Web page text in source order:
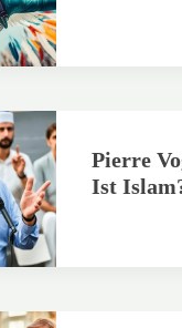
Pierre
Ist